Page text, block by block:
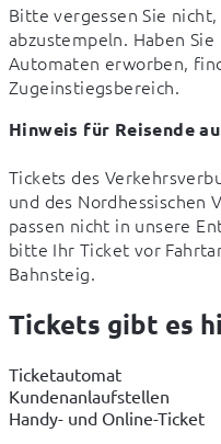
Bitte vergessen Sie
abzustempeln. Haben
Automaten erworben,
Zugeinstiegsbereich.
Hinweis für Reisende
Tickets des
und des Nordhessischen
passen nicht in unsere
bitte Ihr Ticket vor
Bahnsteig.
Tickets gibt es
Ticketautomat
Kundenanlaufstellen
Handy- und Online-Ticket